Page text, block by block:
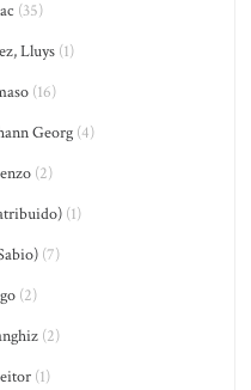
(35)
Lluys(1)
(16)
Georg (4)
(2)
(1)
(7)
(2)
(2)
(1)